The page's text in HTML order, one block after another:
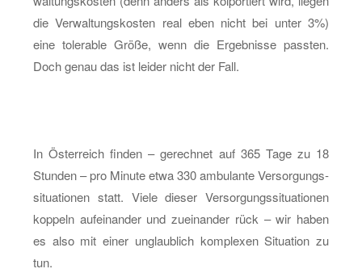
die Ver­wal­tungs­kos­ten real eben nicht bei unter 3%)
eine to­le­ra­ble Größe, wenn die Er­geb­nis­se pass­ten.
Doch genau das ist lei­der nicht der Fall.
In Ös­ter­reich fin­den – ge­rech­net auf 365 Tage zu 18
Stun­den – pro Mi­nu­te etwa 330 am­bu­lan­te Ver­sor­gungs­
si­tua­tio­nen statt. Viele die­ser Ver­sor­gungs­si­tua­tio­nen
kop­peln auf­ein­an­der und zu­ein­an­der rück – wir haben
es also mit einer un­glaub­lich kom­ple­xen Si­tua­ti­on zu
tun.